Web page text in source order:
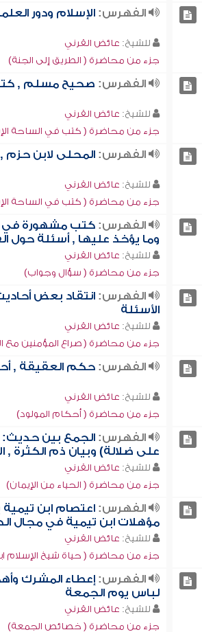
الفهرس: الإسلام ودور
للشيخ: عائض القرني
جزء من محاضرة ( الطريق إلى الجنة)
الفهرس: صحيح مسلم ,
للشيخ: عائض القرني
جزء من محاضرة ( كتب في الساحة
الفهرس: المحلى لابن حزم
للشيخ: عائض القرني
جزء من محاضرة ( كتب في الساحة
الفهرس: كتب مشهورة في
وما يؤخذ عليها , أسئلة حول
للشيخ: عائض القرني
جزء من محاضرة ( سؤال وجواب)
الفهرس: انتقاد بعض
الأسئلة
للشيخ: عائض القرني
جزء من محاضرة ( صراع المؤمنين مع
الفهرس: حكم العقيقة ,
للشيخ: عائض القرني
جزء من محاضرة ( أحكام المولود)
الفهرس: الجمع بين حديث:
على ضلالة) وبيان ذم الكثرة ,
للشيخ: عائض القرني
جزء من محاضرة ( الحياء من الإيمان)
الفهرس: اعتصام ابن تيمية
مؤهلات ابن تيمية في مجال
للشيخ: عائض القرني
جزء من محاضرة ( حياة شيخ الإسلام
الفهرس: إعطاء المشرك
لباس يوم الجمعة
للشيخ: عائض القرني
جزء من محاضرة ( خصائص الجمعة)